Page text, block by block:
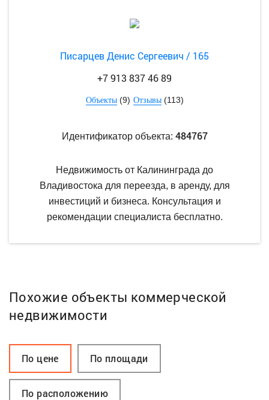
Писарцев Денис Сергеевич / 165
+7 913 837 46 89
Объекты(9) Отзывы(113)
Идентификатор объекта: 484767
Недвижимость от Калининграда до
Владивостока для переезда, в аренду, для
инвестиций и бизнеса. Консультация и
рекомендации специалиста бесплатно.
Похожие объекты коммерческой
недвижимости
По цене По площади
По расположению